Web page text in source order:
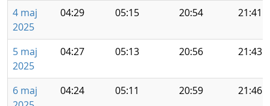
4 maj
2025
04:29 05:15 20:54 21:41
5 maj
2025
04:27 05:13 20:56 21:43
6 maj
04:24 05:11 20:59 21:46